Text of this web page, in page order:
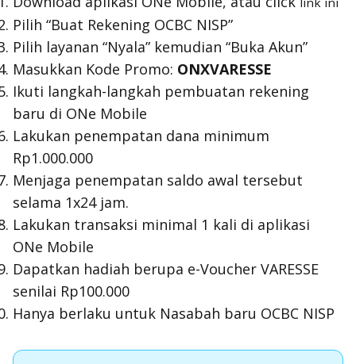
Pilih “Buat Rekening OCBC NISP”
Pilih layanan “Nyala” kemudian “Buka Akun”
Masukkan Kode Promo: ONXVARESSE
Ikuti langkah-langkah pembuatan rekening
baru di ONe Mobile
Lakukan penempatan dana minimum
Rp1.000.000
Menjaga penempatan saldo awal tersebut
selama 1x24 jam.
Lakukan transaksi minimal 1 kali di aplikasi
ONe Mobile
Dapatkan hadiah berupa e-Voucher VARESSE
senilai Rp100.000
Hanya berlaku untuk Nasabah baru OCBC NISP